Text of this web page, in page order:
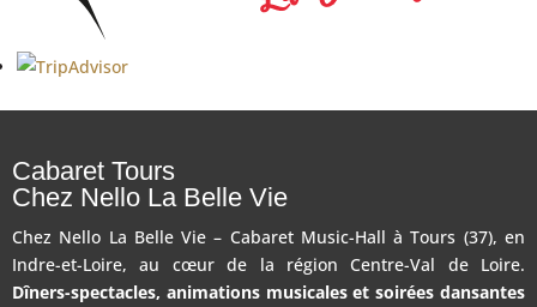
Cabaret Tours
Chez Nello La Belle Vie
Chez Nello La Belle Vie – Cabaret Music-Hall à Tours (37), en
Indre-et-Loire, au cœur de la région Centre-Val de Loire.
Dîners-spectacles, animations musicales et soirées dansantes